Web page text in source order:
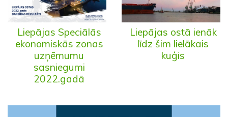
Liepājas Speciālās
ekonomiskās zonas
uzņēmumu
sasniegumi
2022.gadā
Liepājas ostā ienāk
līdz šim lielākais
kuģis